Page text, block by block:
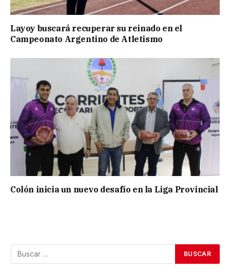
Layoy buscará recuperar su reinado en el
Campeonato Argentino de Atletismo
Colón inicia un nuevo desafío en la Liga Provincial